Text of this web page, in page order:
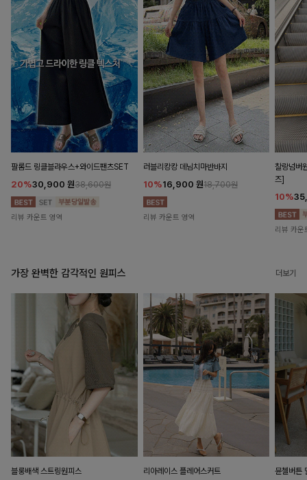
팔롬드 링클블라우스+와이드팬츠SET
20%30,900 원38,600원
리뷰 카운트 영역
러블리캉캉 데님치마반바지
10%16,900 원18,700원
리뷰 카운트 영역
찰랑넘버
즈]
10%
리뷰 카운
가장 완벽한 감각적인 원피스 더보기
블룽배색 스트링원피스 리아레이스 플레어스커트 뮨첼버튼